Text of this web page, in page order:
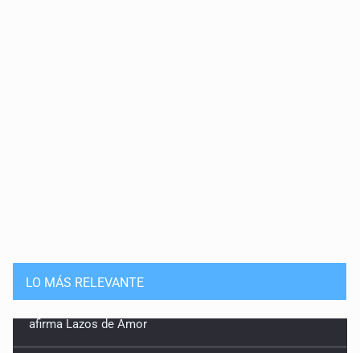
LO MÁS RELEVANTE